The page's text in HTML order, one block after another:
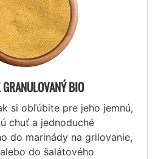
BIO
si obľúbite pre jeho jemnú,
chuť a jednoduché
do marinády na grilovanie,
do šalátového